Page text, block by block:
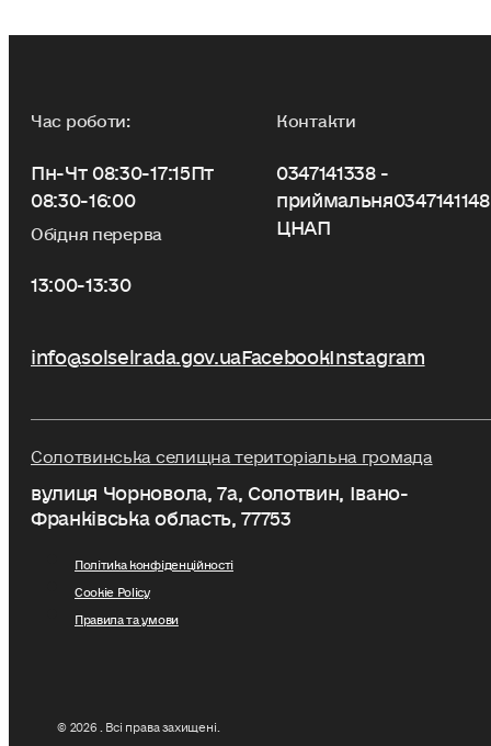
Час роботи:
Пн-Чт 08:30-17:15Пт
08:30-16:00
Обідня перерва
13:00-13:30
Контакти
0347141338 -
приймальня
ЦНАП
info@solselrada.gov.uaFacebookInstagram
Солотвинська селищна територіальна громада
вулиця Чорновола, 7a, Солотвин, Івано-
Франківська область, 77753
Політика конфіденційності
Cookie Policy
Правила та умови
© 2026 . Всі права захищені.